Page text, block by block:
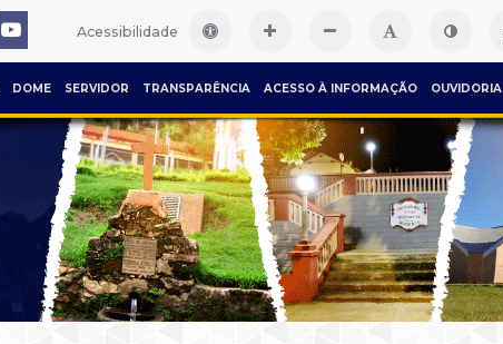
Acessibilidade
DOME SERVIDOR TRANSPARÊNCIA ACESSO À INFORMAÇÃO OUVIDORIA